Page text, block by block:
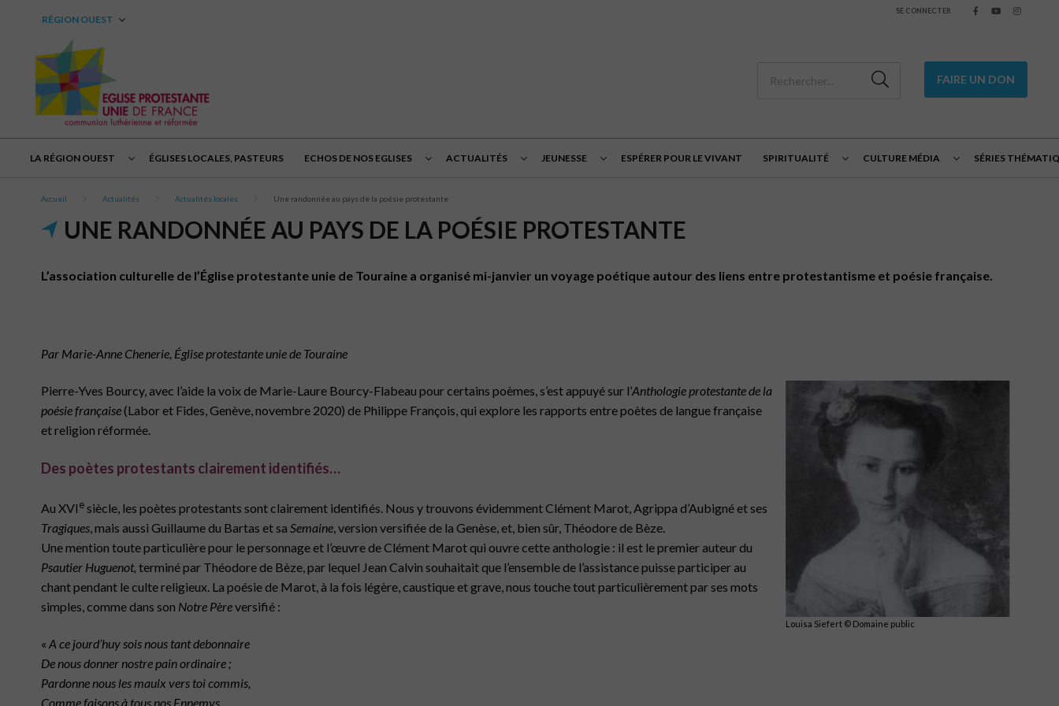
RÉGION OUEST
SE CONNECTER
FAIRE UN DON
LA RÉGION OUEST ÉGLISES LOCALES, PASTEURS ECHOS DE NOS EGLISES ACTUALITÉS JEUNESSE ESPÉRER POUR LE VIVANT SPIRITUALITÉ CULTURE MÉDIA SÉRIES
Accueil Actualités Actualités locales Une randonnée au pays de la poésie protestante
UNE RANDONNÉE AU PAYS DE LA POÉSIE PROTESTANTE
L’association culturelle de l’Église protestante unie de Touraine a organisé mi-janvier un voyage poétique autour des liens entre protestantisme et poésie française.
Par Marie-Anne Chenerie, Église protestante unie de Touraine
Louisa Siefert © Domaine public
Pierre-Yves Bourcy, avec l’aide la voix de Marie-Laure Bourcy-Flabeau pour certains poèmes, s’est appuyé sur l’Anthologie protestante de la
poésie française(Labor et Fides, Genève, novembre 2020) de Philippe François, qui explore les rapports entre poètes de langue française
et religion réformée.
Des poètes protestants clairement identifiés…
Au XVIesiècle, les poètes protestants sont clairement identifiés. Nous y trouvons évidemment Clément Marot, Agrippa d’Aubigné et ses
Tragiques, mais aussi Guillaume du Bartas et sa Semaine, version versifiée de la Genèse, et, bien sûr, Théodore de Bèze.
Une mention toute particulière pour le personnage et l’œuvre de Clément Marot qui ouvre cette anthologie : il est le premier auteur du
Psautier Huguenot, terminé par Théodore de Bèze, par lequel Jean Calvin souhaitait que l’ensemble de l’assistance puisse participer au
chant pendant le culte religieux. La poésie de Marot, à la fois légère, caustique et grave, nous touche tout particulièrement par ses mots
simples, comme dans son Notre Pèreversifié :
« A ce jourd’huy sois nous tant debonnaire
De nous donner nostre pain ordinaire ;
Pardonne nous les maulx vers toi commis,
Comme faisons à tous nos Ennemys .